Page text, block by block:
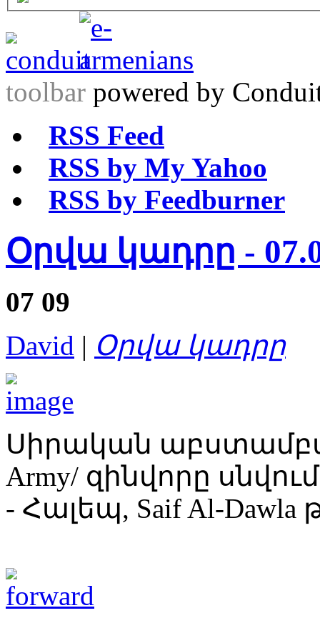
toolbar powered by
RSS Feed
RSS by My Yahoo
RSS by Feedburner
Օրվա կադրը -
07 09
David | Օրվա կադրը
Սիրական
Army/ զինվորը
- Հալեպ, Saif Al-